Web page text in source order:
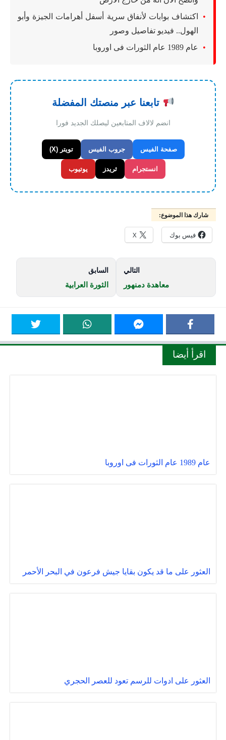
اكتشاف بوابات لأنفاق سرية أسفل أهرامات الجيزة وأبو
الهول.. فيديو تفاصيل وصور
عام 1989 عام الثورات فى اوروبا
تابعنا عبر منصتك المفضلة
انضم لالاف المتابعين ليصلك الجديد فورا
صفحة الفيس جروب الفيس تويتر (X)
انستجرام ثريدز يوتيوب
شارك هذا الموضوع:
فيس بوك X
التالي
معاهدة دمنهور
السابق
الثورة العرابية
اقرأ أيضا
عام 1989 عام الثورات فى اوروبا
العثور على ما قد يكون بقايا جيش فرعون في البحر الأحمر
العثور على ادوات للرسم تعود للعصر الحجري